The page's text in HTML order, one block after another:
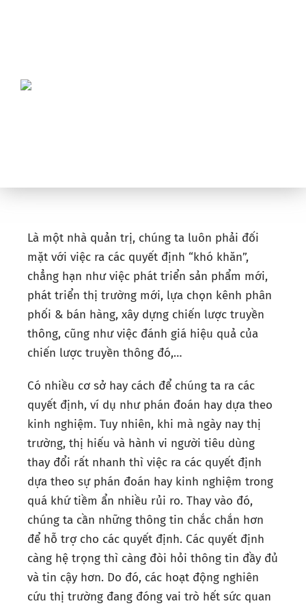
Là một nhà quản trị, chúng ta luôn phải đối
mặt với việc ra các quyết định “khó khăn”,
chẳng hạn như việc phát triển sản phẩm mới,
phát triển thị trường mới, lựa chọn kênh phân
phối & bán hàng, xây dựng chiến lược truyền
thông, cũng như việc đánh giá hiệu quả của
chiến lược truyền thông đó,…
Có nhiều cơ sở hay cách để chúng ta ra các
quyết định, ví dụ như phán đoán hay dựa theo
kinh nghiệm. Tuy nhiên, khi mà ngày nay thị
trường, thị hiếu và hành vi người tiêu dùng
thay đổi rất nhanh thì việc ra các quyết định
dựa theo sự phán đoán hay kinh nghiệm trong
quá khứ tiềm ẩn nhiều rủi ro. Thay vào đó,
chúng ta cần những thông tin chắc chắn hơn
để hỗ trợ cho các quyết định. Các quyết định
càng hệ trọng thì càng đòi hỏi thông tin đầy đủ
và tin cậy hơn. Do đó, các hoạt động nghiên
cứu thị trường đang đóng vai trò hết sức quan